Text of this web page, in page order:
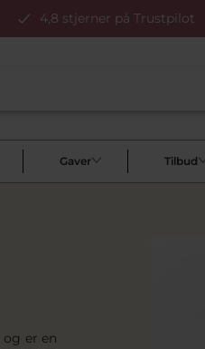
4,8 stjerner på Trustpilot
Gaver Tilbud
er en